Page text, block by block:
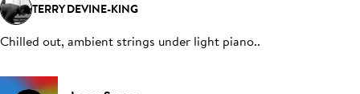
TERRY DEVINE-KING
Chilled out, ambient strings under light piano..